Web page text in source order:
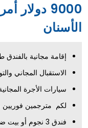
9000
الأسنان
إقامة مجانية بالفندق
الاستقبال المجاني
سيارات الأجرة
لكم مترجمين فوريين
فندق 3 نجوم أو بيت ضيافة قريب من العيادة